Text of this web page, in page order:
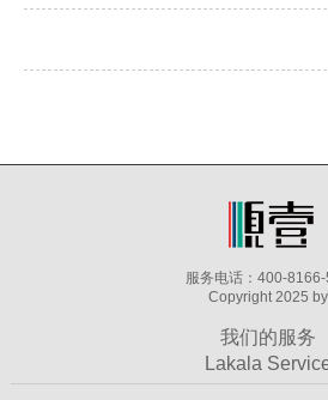
服务电话：400-
Copyright 2025 by
我们的服务
Lakala